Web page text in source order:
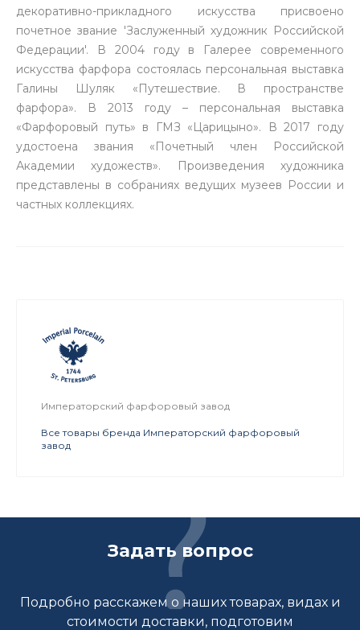
декоративно-прикладного искусства присвоено
почетное звание 'Заслуженный художник Российской
Федерации'. В 2004 году в Галерее современного
искусства фарфора состоялась персональная выставка
Галины Шуляк «Путешествие. В пространстве
фарфора». В 2013 году – персональная выставка
«Фарфоровый путь» в ГМЗ «Царицыно». В 2017 году
удостоена звания «Почетный член Российской
Академии художеств». Произведения художника
представлены в собраниях ведущих музеев России и
частных коллекциях.
Императорский фарфоровый завод
Все товары бренда Императорский фарфоровый
завод
Задать вопрос
Подробно расскажем о наших товарах, видах и
стоимости доставки, подготовим